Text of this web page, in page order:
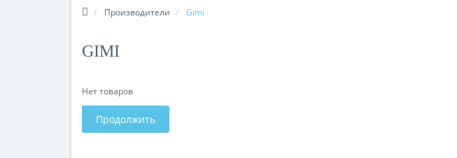
Производители Gimi
GIMI
Нет товаров
Продолжить